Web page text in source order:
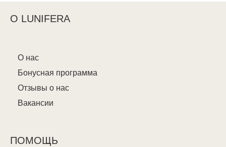
О LUNIFERA
О нас
Бонусная программа
Отзывы о нас
Вакансии
ПОМОЩЬ